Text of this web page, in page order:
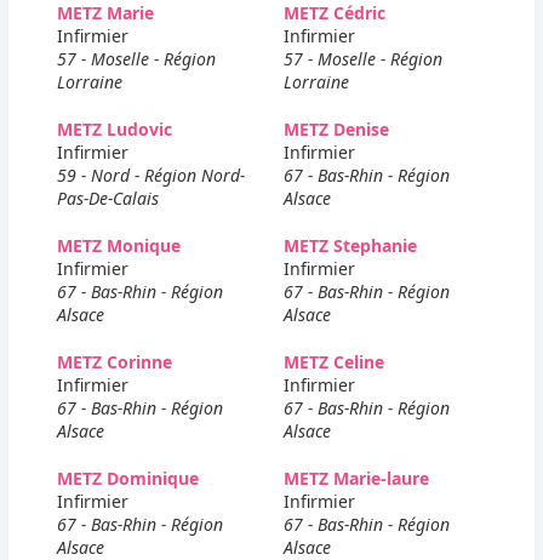
METZ Marie
Infirmier
57 - Moselle - Région
Lorraine
METZ Cédric
Infirmier
57 - Moselle - Région
Lorraine
METZ Ludovic
Infirmier
59 - Nord - Région Nord-
Pas-De-Calais
METZ Denise
Infirmier
67 - Bas-Rhin - Région
Alsace
METZ Monique
Infirmier
67 - Bas-Rhin - Région
Alsace
METZ Stephanie
Infirmier
67 - Bas-Rhin - Région
Alsace
METZ Corinne
Infirmier
67 - Bas-Rhin - Région
Alsace
METZ Celine
Infirmier
67 - Bas-Rhin - Région
Alsace
METZ Dominique
Infirmier
67 - Bas-Rhin - Région
Alsace
METZ Marie-laure
Infirmier
67 - Bas-Rhin - Région
Alsace